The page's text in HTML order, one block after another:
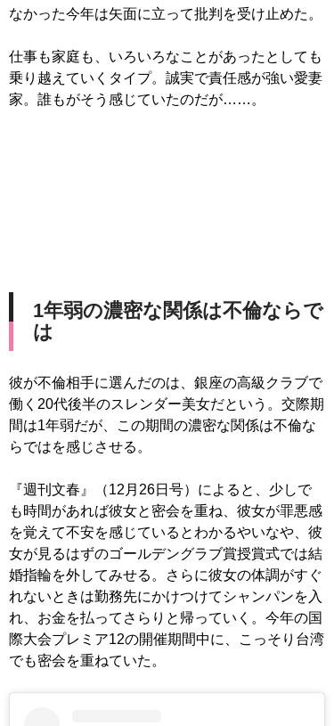
なかった今年は矢面に立って批判を受け止めた。
仕事も家庭も、いろいろなことがあったとしても
乗り越えていくタイプ。誠実で責任感が強い愛妻
家。誰もがそう感じていたのだが……。
1年弱の濃密な関係は不倫ならで
は
彼が不倫相手に選んだのは、銀座の高級クラブで
働く20代後半のスレンダー美女だという。交際期
間は1年弱だが、この期間の濃密な関係は不倫な
らではを感じさせる。
『週刊文春』（12月26日号）によると、少しで
も時間があれば彼女と密会を重ね、彼女が罪悪感
を覚えて不安を感じているとわかるやいなや、彼
女が見るはずのゴールデングラブ賞授賞式では結
婚指輪を外してみせる。さらに彼女の体調がすぐ
れないときは勤務先にかけつけてシャンパンを入
れ、お金を払ってさらりと帰っていく。今年の国
際大会プレミア12の開催期間中に、こっそり台湾
でも密会を重ねていた。